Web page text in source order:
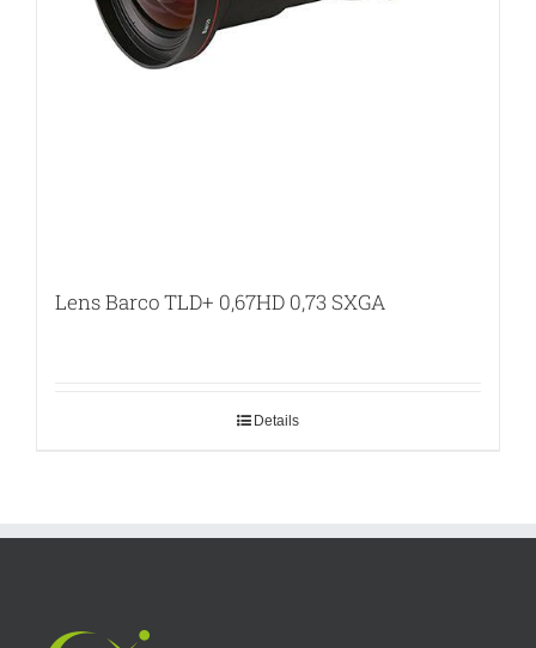
Lens Barco TLD+ 0,67HD 0,73 SXGA
Details